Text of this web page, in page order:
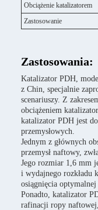
Obciążenie katalizatorem
Zastosowanie
Zastosowania:
Katalizator PDH,
z Chin, specjalnie
scenariuszy. Z
obciążeniem
katalizator PDH jest
przemysłowych.
Jednym z głównych
przemysł naftowy,
Jego rozmiar 1,6 mm
i wydajnego rozkładu
osiągnięcia
Ponadto, katalizator
rafinacji ropy